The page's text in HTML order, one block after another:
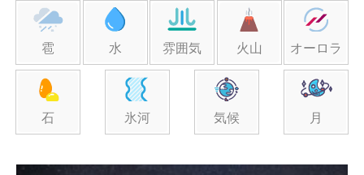
雹 水 雰囲気 火山 オーロラ
石 氷河 気候 月